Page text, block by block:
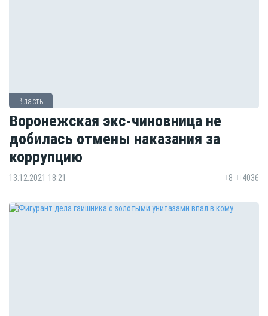
Власть
Воронежская экс-чиновница не
добилась отмены наказания за
коррупцию
13.12.2021 18:21 8 4036